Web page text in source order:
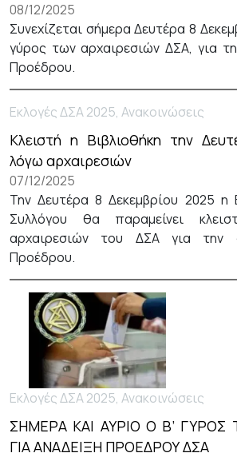
08/12/2025
Συνεχίζεται σήμερα Δευτέρα 8
γύρος των αρχαιρεσιών ΔΣΑ, για
Προέδρου.
Εκλογές ΔΣΑ 2025, Ανακοινώσεις
Κλειστή η Βιβλιοθήκη την
λόγω αρχαιρεσιών
07/12/2025
Την Δευτέρα 8 Δεκεμβρίου 2025 η
Συλλόγου θα παραμείνει
αρχαιρεσιών του ΔΣΑ για την
Προέδρου.
Εκλογές ΔΣΑ 2025, Ανακοινώσεις
ΣΗΜΕΡΑ ΚΑΙ ΑΥΡΙΟ Ο Β’
ΓΙΑ ΑΝΑΔΕΙΞΗ ΠΡΟΕΔΡΟΥ ΔΣΑ